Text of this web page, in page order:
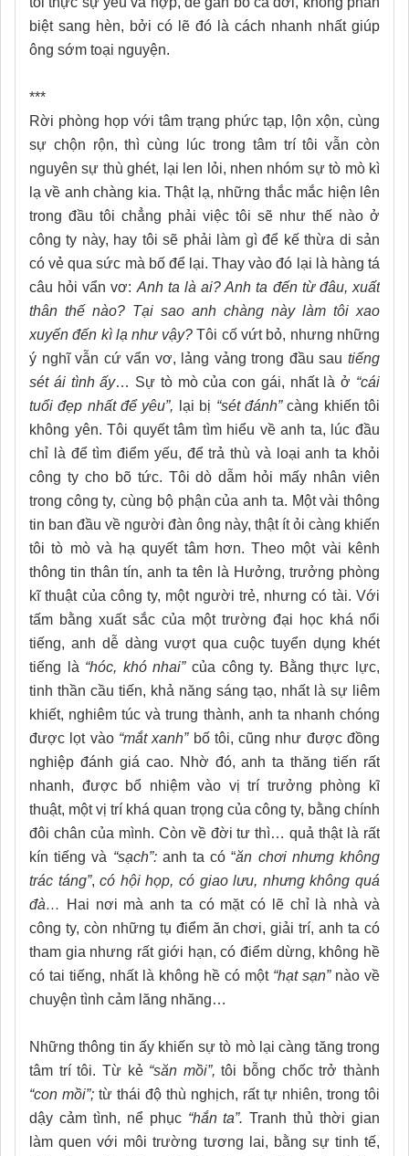
biệt sang hèn, bởi có lẽ đó là cách nhanh nhất giúp
ông sớm toại nguyện.
***
Rời phòng họp với tâm trạng phức tạp, lộn xộn, cùng
sự chộn rộn, thì cùng lúc trong tâm trí tôi vẫn còn
nguyên sự thù ghét, lại len lỏi, nhen nhóm sự tò mò kì
lạ về anh chàng kia. Thật lạ, những thắc mắc hiện lên
trong đầu tôi chẳng phải việc tôi sẽ như thế nào ở
công ty này, hay tôi sẽ phải làm gì để kế thừa di sản
có vẻ qua sức mà bố để lại. Thay vào đó lại là hàng tá
câu hỏi vẩn vơ: Anh ta là ai? Anh ta đến từ đâu, xuất
thân thế nào? Tại sao anh chàng này làm tôi xao
xuyến đến kì lạ như vậy?Tôi cố vứt bỏ, nhưng những
ý nghĩ vẫn cứ vẩn vơ, lảng vảng trong đầu sau tiếng
sét ái tình ấy… Sự tò mò của con gái, nhất là ở “cái
tuổi đẹp nhất để yêu”, lại bị “sét đánh”càng khiến tôi
không yên. Tôi quyết tâm tìm hiểu về anh ta, lúc đầu
chỉ là để tìm điểm yếu, để trả thù và loại anh ta khỏi
công ty cho bõ tức. Tôi dò dẫm hỏi mấy nhân viên
trong công ty, cùng bộ phận của anh ta. Một vài thông
tin ban đầu về người đàn ông này, thật ít ỏi càng khiến
tôi tò mò và hạ quyết tâm hơn. Theo một vài kênh
thông tin thân tín, anh ta tên là Hưởng, trưởng phòng
kĩ thuật của công ty, một người trẻ, nhưng có tài. Với
tấm bằng xuất sắc của một trường đại học khá nổi
tiếng, anh dễ dàng vượt qua cuộc tuyển dụng khét
tiếng là “hóc, khó nhai”của công ty. Bằng thực lực,
tinh thần cầu tiến, khả năng sáng tạo, nhất là sự liêm
khiết, nghiêm túc và trung thành, anh ta nhanh chóng
được lọt vào “mắt xanh”bố tôi, cũng như được đồng
nghiệp đánh giá cao. Nhờ đó, anh ta thăng tiến rất
nhanh, được bổ nhiệm vào vị trí trưởng phòng kĩ
thuật, một vị trí khá quan trọng của công ty, bằng chính
đôi chân của mình. Còn về đời tư thì… quả thật là rất
kín tiếng và “sạch”: anh ta có “ăn chơi nhưng không
trác táng”,có hội họp, có giao lưu, nhưng không quá
đà…
Hai nơi mà anh ta có mặt có lẽ chỉ là nhà và
công ty, còn những tụ điểm ăn chơi, giải trí, anh ta có
tham gia nhưng rất giới hạn, có điểm dừng, không hề
có tai tiếng, nhất là không hề có một “hạt sạn”nào về
chuyện tình cảm lăng nhăng…
Những thông tin ấy khiến sự tò mò lại càng tăng trong
tâm trí tôi. Từ kẻ “săn mồi”, tôi bỗng chốc trở thành
“con mồi”; từ thái độ thù nghịch, rất tự nhiên, trong tôi
dậy cảm tình, nể phục “hắn ta”. Tranh thủ thời gian
làm quen với môi trường tương lai, bằng sự tinh tế,